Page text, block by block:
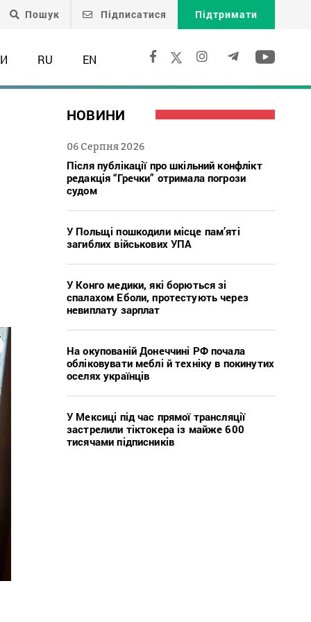
Пошук Підписатися Підтримати
RU EN
НОВИНИ
06 Серпня 2026
Після публікації про шкільний конфлікт
редакція “Гречки” отримала погрози
судом
У Польщі пошкодили місце пам’яті
загиблих військових УПА
У Конго медики, які борються зі
спалахом Еболи, протестують через
невиплату зарплат
На окупованій Донеччині РФ почала
обліковувати меблі й техніку в покинутих
оселях українців
У Мексиці під час прямої трансляції
застрелили тіктокера із майже 600
тисячами підписників